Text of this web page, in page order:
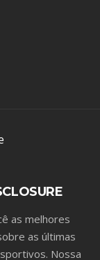
as melhores
as últimas
Nossa